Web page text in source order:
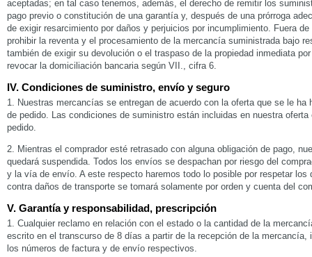
aceptadas; en tal caso tenemos, además, el derecho de remitir los
pago previo o constitución de una garantía y, después de una prórroga
de exigir resarcimiento por daños y perjuicios por incumplimiento. Fuera
prohibir la reventa y el procesamiento de la mercancía suministrada bajo
también de exigir su devolución o el traspaso de la propiedad inmediata
revocar la domiciliación bancaria según VII., cifra 6.
IV. Condiciones de suministro, envío y seguro
1. Nuestras mercancías se entregan de acuerdo con la oferta que se le ha
de pedido. Las condiciones de suministro están incluidas en nuestra
pedido.
2. Mientras el comprador esté retrasado con alguna obligación de pago,
quedará suspendida. Todos los envíos se despachan por riesgo del
y la vía de envío. A este respecto haremos todo lo posible por respetar
contra daños de transporte se tomará solamente por orden y cuenta del
V. Garantía y responsabilidad, prescripción
1. Cualquier reclamo en relación con el estado o la cantidad de la
escrito en el transcurso de 8 días a partir de la recepción de la mercancía,
los números de factura y de envío respectivos.